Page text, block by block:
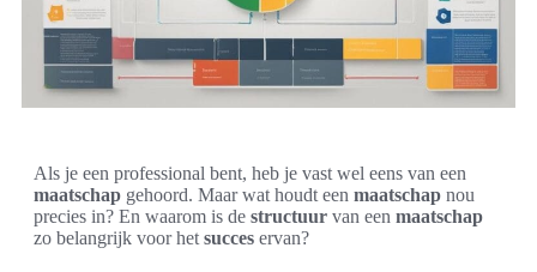
Als je een professional bent, heb je vast wel eens van een
maatschap gehoord. Maar wat houdt een maatschap nou
precies in? En waarom is de structuur van een maatschap
zo belangrijk voor het succes ervan?